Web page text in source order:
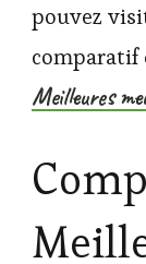
pouvez
comparatif
Meilleures